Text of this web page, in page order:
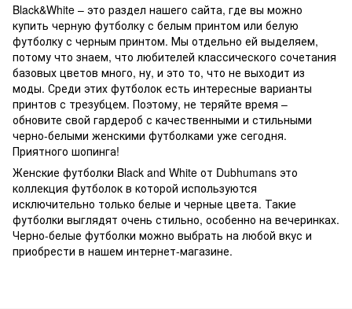
Black&White – это раздел нашего сайта, где вы можно
купить черную футболку с белым принтом или белую
футболку с черным принтом. Мы отдельно ей выделяем,
потому что знаем, что любителей классического сочетания
базовых цветов много, ну, и это то, что не выходит из
моды. Среди этих футболок есть интересные варианты
принтов с трезубцем. Поэтому, не теряйте время –
обновите свой гардероб с качественными и стильными
черно-белыми женскими футболками уже сегодня.
Приятного шопинга!
Женские футболки Black and White от Dubhumans это
коллекция футболок в которой используются
исключительно только белые и черные цвета. Такие
футболки выглядят очень стильно, особенно на вечеринках.
Черно-белые футболки можно выбрать на любой вкус и
приобрести в нашем интернет-магазине.